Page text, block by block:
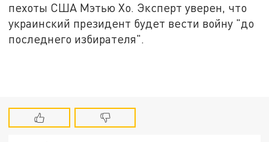
пехоты США Мэтью Хо. Эксперт уверен, что
украинский президент будет вести войну "до
последнего избирателя".